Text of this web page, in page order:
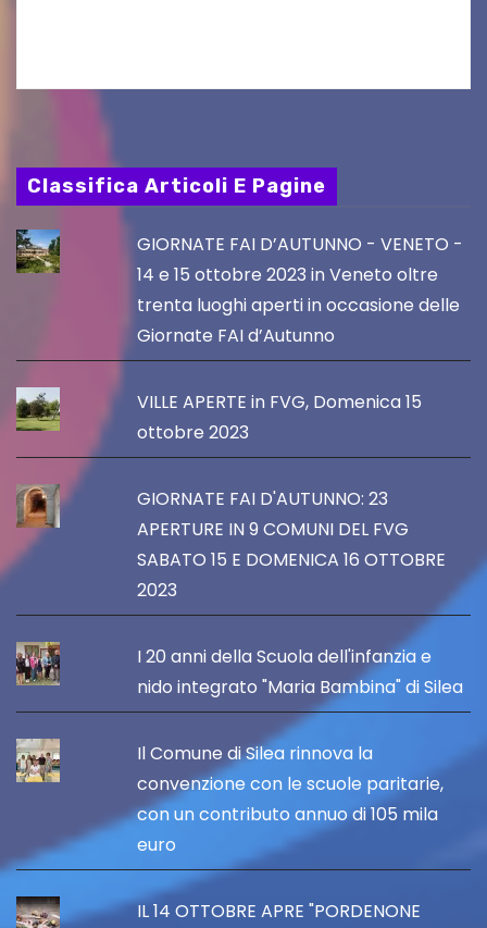
Classifica Articoli E Pagine
GIORNATE FAI D’AUTUNNO - VENETO -
14 e 15 ottobre 2023 in Veneto oltre
trenta luoghi aperti in occasione delle
Giornate FAI d’Autunno
VILLE APERTE in FVG, Domenica 15
ottobre 2023
GIORNATE FAI D'AUTUNNO: 23
APERTURE IN 9 COMUNI DEL FVG
SABATO 15 E DOMENICA 16 OTTOBRE
2023
I 20 anni della Scuola dell'infanzia e
nido integrato "Maria Bambina" di Silea
Il Comune di Silea rinnova la
convenzione con le scuole paritarie,
con un contributo annuo di 105 mila
euro
IL 14 OTTOBRE APRE "PORDENONE